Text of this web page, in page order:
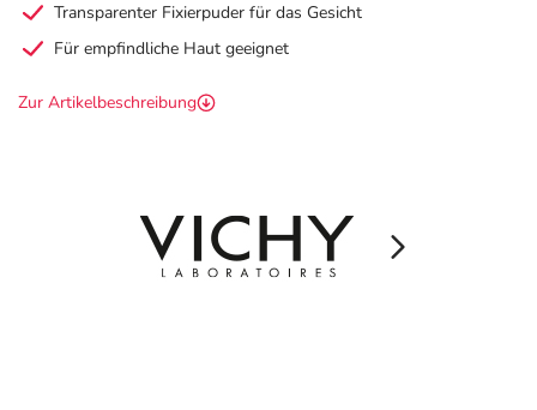
Transparenter Fixierpuder für das Gesicht
Für empfindliche Haut geeignet
Zur Artikelbeschreibung